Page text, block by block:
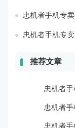
忠机者手机专卖平台：
忠机者手机专卖平
推荐文章